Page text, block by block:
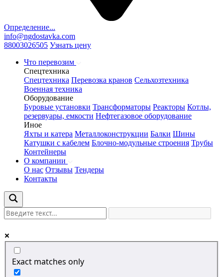
Определение...
info@ngdostavka.com
88003026505 Узнать цену
Что перевозим
Спецтехника
Спецтехника Перевозка кранов Сельхозтехника
Военная техника
Оборудование
Буровые установки Трансформаторы Реакторы Котлы,
резервуары, емкости Нефтегазовое оборудование
Иное
Яхты и катера Металлоконструкции Балки Шины
Катушки с кабелем Блочно-модульные строения Трубы
Контейнеры
О компании
О нас Отзывы Тендеры
Контакты
Exact matches only